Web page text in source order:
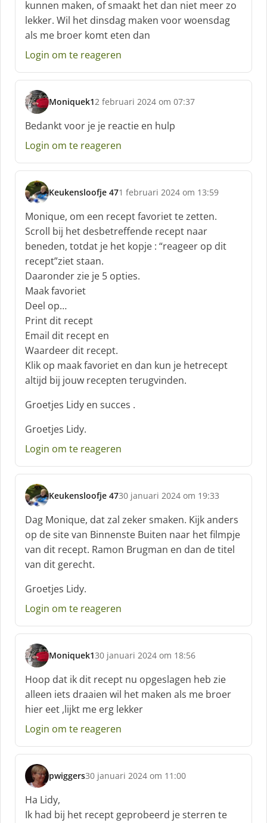
r
e
e
:
kunnen maken, of smaakt het dan niet meer zo
lekker. Wil het dinsdag maken voor woensdag
als me broer komt eten dan
Login om te reageren
Moniquek1
s
c
h
r
e
f
:
2 februari 2024 om 07:37
Bedankt voor je je reactie en hulp
Login om te reageren
Keukensloofje 47
s
c
h
r
e
e
f
:
1 februari 2024 om 13:59
Monique, om een recept favoriet te zetten.
Scroll bij het desbetreffende recept naar
beneden, totdat je het kopje : “reageer op dit
recept”ziet staan.
Daaronder zie je 5 opties.
Maak favoriet
Deel op…
Print dit recept
Email dit recept en
Waardeer dit recept.
Klik op maak favoriet en dan kun je hetrecept
altijd bij jouw recepten terugvinden.
Groetjes Lidy en succes .
Groetjes Lidy.
Login om te reageren
Keukensloofje 47
s
c
h
r
e
e
:
30 januari 2024 om 19:33
Dag Monique, dat zal zeker smaken. Kijk anders
op de site van Binnenste Buiten naar het filmpje
van dit recept. Ramon Brugman en dan de titel
van dit gerecht.
Groetjes Lidy.
Login om te reageren
Moniquek1
s
c
h
r
e
e
:
30 januari 2024 om 18:56
Hoop dat ik dit recept nu opgeslagen heb zie
alleen iets draaien wil het maken als me broer
hier eet ,lijkt me erg lekker
Login om te reageren
pwiggers
s
c
h
r
30 januari 2024 om 11:00
Ha Lidy,
Ik had bij het recept geprobeerd je sterren te